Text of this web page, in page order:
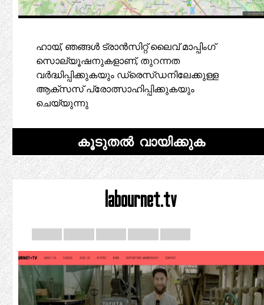
ഹായ്, ഞങ്ങൾ ട്രാൻസിറ്റ് ലൈവ് മാപ്പിംഗ്
സൊല്യൂഷനുകളാണ്, തുറന്നത
വർദ്ധിപ്പിക്കുകയും ഡ്രെസ്‌ഡനിലേക്കുള്ള
ആക്‌സസ് പ്രോത്സാഹിപ്പിക്കുകയും
ചെയ്യുന്നു
കൂടുതൽ വായിക്കുക
labournet.tv